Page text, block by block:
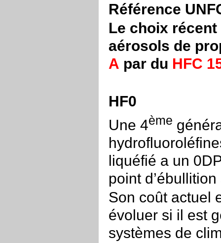
Référence
Le choix
aérosols de
A par du HFC
HF0
Une 4ème
liquéfié a un
point
Son coût actuel
évoluer si il est
systèmes de